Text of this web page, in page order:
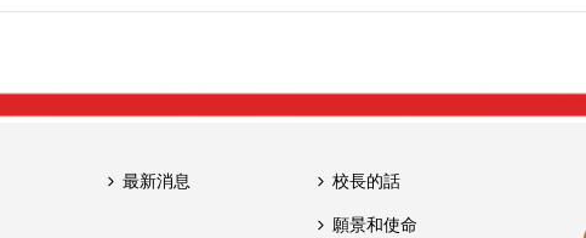
最新消息 校長的話
願景和使命